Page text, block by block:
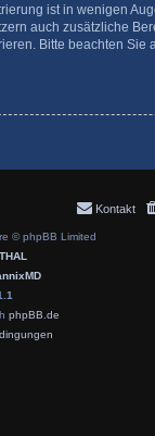
ist in wenigen
auch zusätzliche
Bitte beachten Sie
Kontakt
© phpBB Limited
phpBB.de